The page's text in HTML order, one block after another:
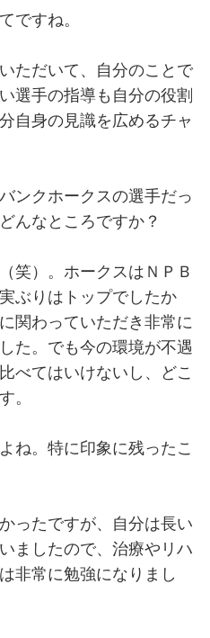
ですね。
ただいて、自分のことで
選手の指導も自分の役割
自身の見識を広めるチャ
ンクホークスの選手だっ
んなところですか？
笑）。ホークスはＮＰＢ
ぶりはトップでしたか
関わっていただき非常に
た。でも今の環境が不遇
べてはいけないし、どこ
。
ね。特に印象に残ったこ
ったですが、自分は長い
ましたので、治療やリハ
非常に勉強になりまし